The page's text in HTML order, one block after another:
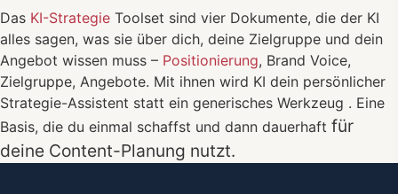
Das KI-Strategie Toolset sind vier Dokumente, die der KI
alles sagen, was sie über dich, deine Zielgruppe und dein
Angebot wissen muss – Positionierung, Brand Voice,
Zielgruppe, Angebote. Mit ihnen wird KI dein persönlicher
Strategie-Assistent statt ein generisches Werkzeug . Eine
Basis, die du einmal schaffst und dann dauerhaft für
deine Content-Planung nutzt.